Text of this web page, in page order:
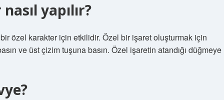
yapılır?
özel karakter için etkilidir. Özel bir işaret oluşturmak için
ve üst çizim tuşuna basın. Özel işaretin atandığı düğmeye